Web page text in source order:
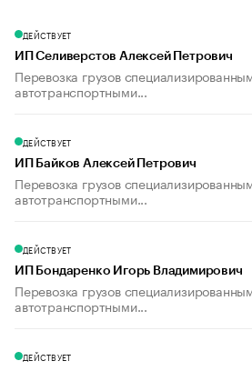
ДЕЙСТВУЕТ
ИП Селиверстов Алексей Петрович
Перевозка грузов
автотранспортными...
ДЕЙСТВУЕТ
ИП Байков Алексей Петрович
Перевозка грузов
автотранспортными...
ДЕЙСТВУЕТ
ИП Бондаренко Игорь Владимирович
Перевозка грузов
автотранспортными...
ДЕЙСТВУЕТ